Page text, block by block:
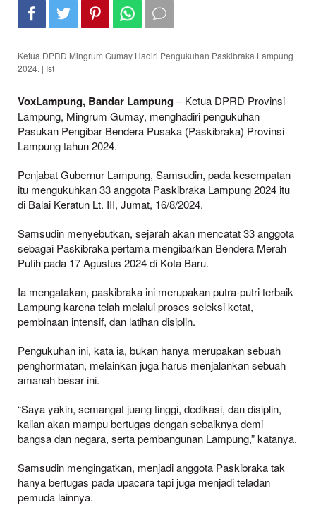
Ketua DPRD Mingrum Gumay Hadiri Pengukuhan Paskibraka Lampung
2024. | Ist
VoxLampung, Bandar Lampung– Ketua DPRD Provinsi
Lampung, Mingrum Gumay, menghadiri pengukuhan
Pasukan Pengibar Bendera Pusaka (Paskibraka) Provinsi
Lampung tahun 2024.
Penjabat Gubernur Lampung, Samsudin, pada kesempatan
itu mengukuhkan 33 anggota Paskibraka Lampung 2024 itu
di Balai Keratun Lt. III, Jumat, 16/8/2024.
Samsudin menyebutkan, sejarah akan mencatat 33 anggota
sebagai Paskibraka pertama mengibarkan Bendera Merah
Putih pada 17 Agustus 2024 di Kota Baru.
Ia mengatakan, paskibraka ini merupakan putra-putri terbaik
Lampung karena telah melalui proses seleksi ketat,
pembinaan intensif, dan latihan disiplin.
Pengukuhan ini, kata ia, bukan hanya merupakan sebuah
penghormatan, melainkan juga harus menjalankan sebuah
amanah besar ini.
“Saya yakin, semangat juang tinggi, dedikasi, dan disiplin,
kalian akan mampu bertugas dengan sebaiknya demi
bangsa dan negara, serta pembangunan Lampung,” katanya.
Samsudin mengingatkan, menjadi anggota Paskibraka tak
hanya bertugas pada upacara tapi juga menjadi teladan
pemuda lainnya.